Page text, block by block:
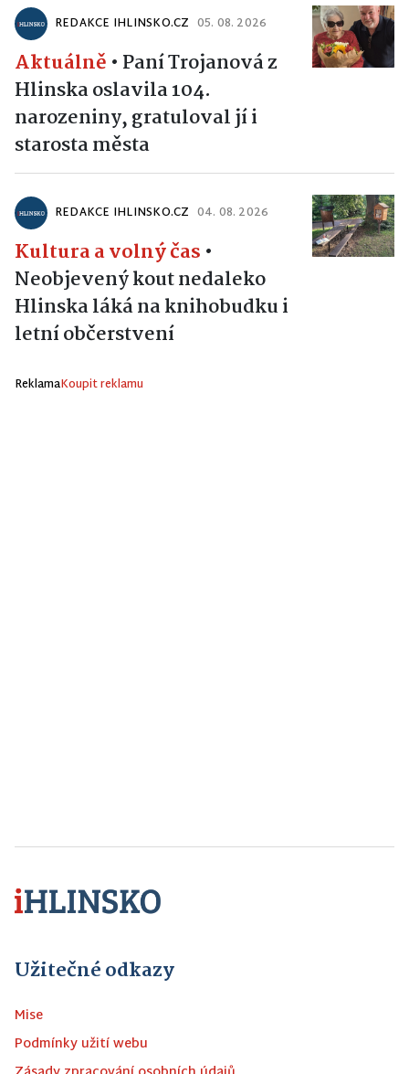
REDAKCE IHLINSKO.CZ 05. 08. 2026
Aktuálně • Paní Trojanová z
Hlinska oslavila 104.
narozeniny, gratuloval jí i
starosta města
REDAKCE IHLINSKO.CZ 04. 08. 2026
Kultura a volný čas •
Neobjevený kout nedaleko
Hlinska láká na knihobudku i
letní občerstvení
ReklamaKoupit reklamu
Užitečné odkazy
Mise
Podmínky užití webu